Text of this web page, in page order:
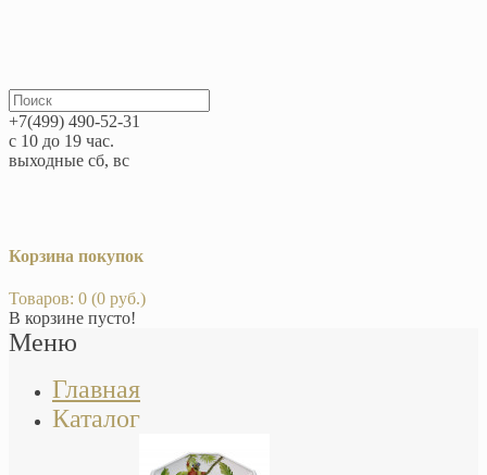
+7(499) 490-52-31
с 10 до 19 час.
выходные сб, вс
Корзина покупок
Товаров: 0 (0 руб.)
В корзине пусто!
Меню
Главная
Каталог